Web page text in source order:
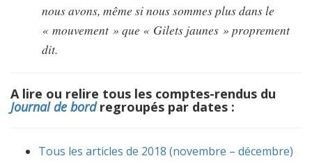
nous avons, même si nous sommes plus dans le
« mouvement » que « Gilets jaunes » proprement
dit.
A lire ou relire tous les comptes-rendus du
Journal de bordregroupés par dates :
Tous les articles de 2018 (novembre – décembre)